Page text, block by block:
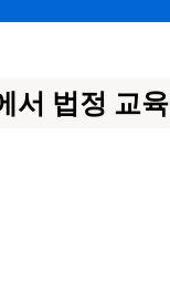
서 법정 교